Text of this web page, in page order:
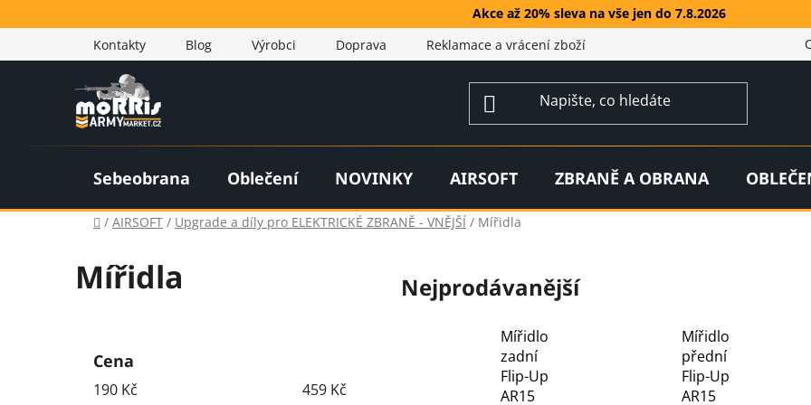
na
Akce až 20% sleva na vše jen do 7.8.2026
Kontakty
Blog Výrobci Doprava Reklamace a vrácení zboží
Sebeobrana Oblečení NOVINKY AIRSOFT ZBRANĚ A OBRANA
Domů
/ AIRSOFT / Upgrade a díly pro ELEKTRICKÉ ZBRANĚ - VNĚJŠÍ / Mířidla
Mířidla
Cena
190 Kč 459 Kč
Nejprodávanější
Mířidlo
zadní
Flip-Up
AR15
Mířidlo
přední
Flip-Up
AR15